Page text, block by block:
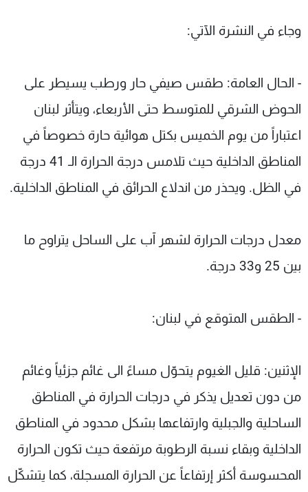
وجاء في النشرة الآتي:
- الحال العامة: طقس صيفي حار ورطب يسيطر على
الحوض الشرقي للمتوسط حتى الأربعاء، ويتأثر لبنان
اعتباراً من يوم الخميس بكتل هوائية حارة خصوصاً في
المناطق الداخلية حيث تلامس درجة الحرارة الـ 41 درجة
في الظل. ويحذر من اندلاع الحرائق في المناطق الداخلية.
معدل درجات الحرارة لشهر آب على الساحل يتراوح ما
بين 25 و33 درجة.
- الطقس المتوقع في لبنان:
الإثنين: قليل الغيوم يتحوّل مساءً الى غائم جزئياً وغائم
من دون تعديل يذكر في درجات الحرارة في المناطق
الساحلية والجبلية وارتفاعها بشكل محدود في المناطق
الداخلية وبقاء نسبة الرطوبة مرتفعة حيث تكون الحرارة
المحسوسة أكثر إرتفاعاً عن الحرارة المسجلة، كما يتشكّل